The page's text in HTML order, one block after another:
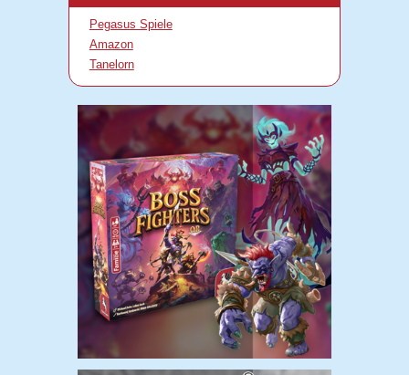
Pegasus Spiele
Amazon
Tanelorn